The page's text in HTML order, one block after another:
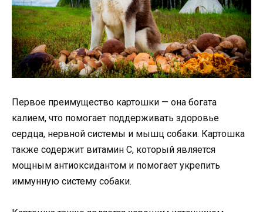
Первое преимущество картошки — она богата
калием, что помогает поддерживать здоровье
сердца, нервной системы и мышц собаки. Картошка
также содержит витамин С, который является
мощным антиоксидантом и помогает укрепить
иммунную систему собаки.